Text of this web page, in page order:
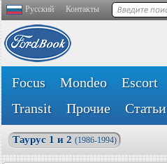
Русский Контакты
Focus Mondeo Escort
Transit
Прочие Статьи
Таурус 1 и 2 (1986-1994)